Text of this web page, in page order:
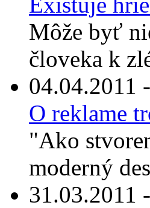
Môže byť
človeka k
04.04.2011
O reklame
"Ako
moderný
31.03.2011